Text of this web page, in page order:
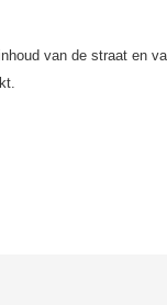
van de straat en